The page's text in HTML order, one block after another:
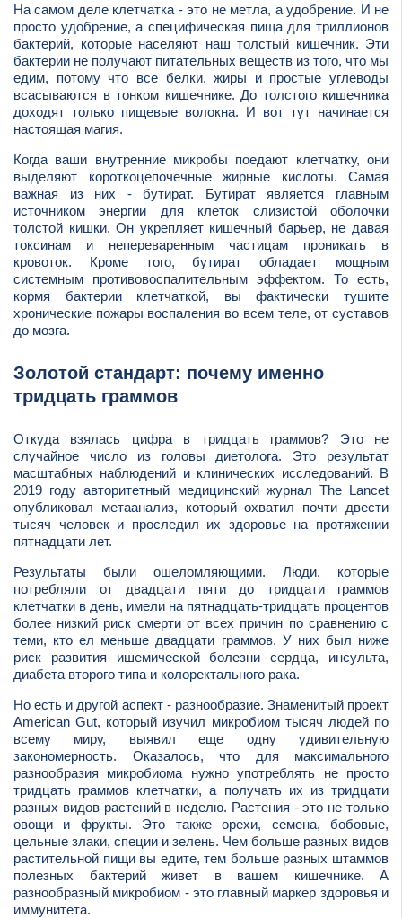
На самом деле клетчатка - это не метла, а удобрение. И не
просто удобрение, а специфическая пища для триллионов
бактерий, которые населяют наш толстый кишечник. Эти
бактерии не получают питательных веществ из того, что мы
едим, потому что все белки, жиры и простые углеводы
всасываются в тонком кишечнике. До толстого кишечника
доходят только пищевые волокна. И вот тут начинается
настоящая магия.
Когда ваши внутренние микробы поедают клетчатку, они
выделяют короткоцепочечные жирные кислоты. Самая
важная из них - бутират. Бутират является главным
источником энергии для клеток слизистой оболочки
толстой кишки. Он укрепляет кишечный барьер, не давая
токсинам и непереваренным частицам проникать в
кровоток. Кроме того, бутират обладает мощным
системным противовоспалительным эффектом. То есть,
кормя бактерии клетчаткой, вы фактически тушите
хронические пожары воспаления во всем теле, от суставов
до мозга.
Золотой стандарт: почему именно
тридцать граммов
Откуда взялась цифра в тридцать граммов? Это не
случайное число из головы диетолога. Это результат
масштабных наблюдений и клинических исследований. В
2019 году авторитетный медицинский журнал The Lancet
опубликовал метаанализ, который охватил почти двести
тысяч человек и проследил их здоровье на протяжении
пятнадцати лет.
Результаты были ошеломляющими. Люди, которые
потребляли от двадцати пяти до тридцати граммов
клетчатки в день, имели на пятнадцать-тридцать процентов
более низкий риск смерти от всех причин по сравнению с
теми, кто ел меньше двадцати граммов. У них был ниже
риск развития ишемической болезни сердца, инсульта,
диабета второго типа и колоректального рака.
Но есть и другой аспект - разнообразие. Знаменитый проект
American Gut, который изучил микробиом тысяч людей по
всему миру, выявил еще одну удивительную
закономерность. Оказалось, что для максимального
разнообразия микробиома нужно употреблять не просто
тридцать граммов клетчатки, а получать их из тридцати
разных видов растений в неделю. Растения - это не только
овощи и фрукты. Это также орехи, семена, бобовые,
цельные злаки, специи и зелень. Чем больше разных видов
растительной пищи вы едите, тем больше разных штаммов
полезных бактерий живет в вашем кишечнике. А
разнообразный микробиом - это главный маркер здоровья и
иммунитета.